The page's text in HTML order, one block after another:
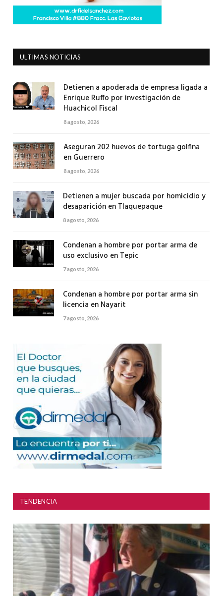
ULTIMAS NOTICIAS
Detienen a apoderada de empresa ligada a
Enrique Ruffo por investigación de
Huachicol Fiscal
8 agosto, 2026
Aseguran 202 huevos de tortuga golfina
en Guerrero
8 agosto, 2026
Detienen a mujer buscada por homicidio y
desaparición en Tlaquepaque
8 agosto, 2026
Condenan a hombre por portar arma de
uso exclusivo en Tepic
7 agosto, 2026
Condenan a hombre por portar arma sin
licencia en Nayarit
7 agosto, 2026
TENDENCIA